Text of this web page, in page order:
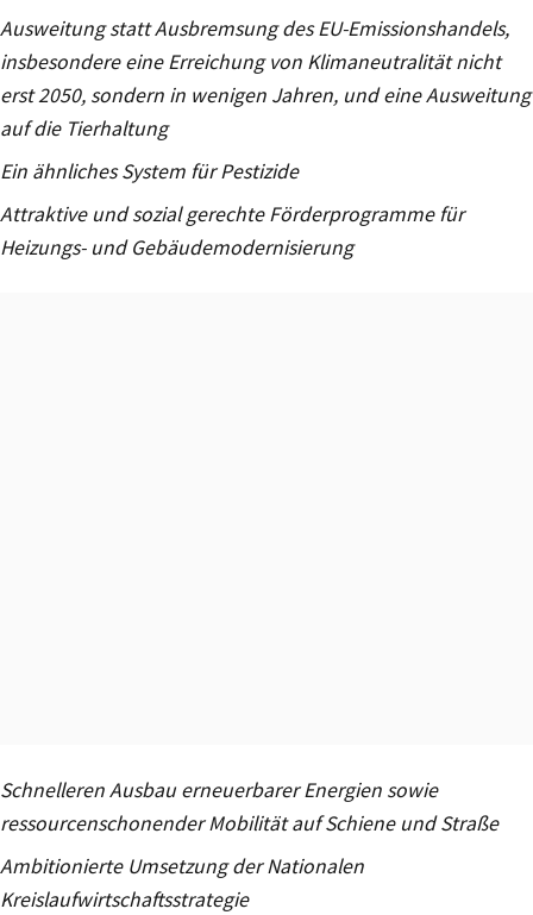
Ausweitung statt Ausbremsung des EU-Emissionshandels,
insbesondere eine Erreichung von Klimaneutralität nicht
erst 2050, sondern in wenigen Jahren, und eine Ausweitung
auf die Tierhaltung
Ein ähnliches System für Pestizide
Attraktive und sozial gerechte Förderprogramme für
Heizungs- und Gebäudemodernisierung
Schnelleren Ausbau erneuerbarer Energien sowie
ressourcenschonender Mobilität auf Schiene und Straße
Ambitionierte Umsetzung der Nationalen
Kreislaufwirtschaftsstrategie